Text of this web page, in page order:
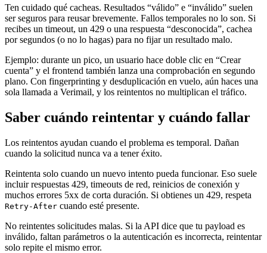
Ten cuidado qué cacheas. Resultados “válido” e “inválido” suelen
ser seguros para reusar brevemente. Fallos temporales no lo son. Si
recibes un timeout, un 429 o una respuesta “desconocida”, cachea
por segundos (o no lo hagas) para no fijar un resultado malo.
Ejemplo: durante un pico, un usuario hace doble clic en “Crear
cuenta” y el frontend también lanza una comprobación en segundo
plano. Con fingerprinting y desduplicación en vuelo, aún haces una
sola llamada a Verimail, y los reintentos no multiplican el tráfico.
Saber cuándo reintentar y cuándo fallar
Los reintentos ayudan cuando el problema es temporal. Dañan
cuando la solicitud nunca va a tener éxito.
Reintenta solo cuando un nuevo intento pueda funcionar. Eso suele
incluir respuestas 429, timeouts de red, reinicios de conexión y
muchos errores 5xx de corta duración. Si obtienes un 429, respeta
Retry-After cuando esté presente.
No reintentes solicitudes malas. Si la API dice que tu payload es
inválido, faltan parámetros o la autenticación es incorrecta, reintentar
solo repite el mismo error.